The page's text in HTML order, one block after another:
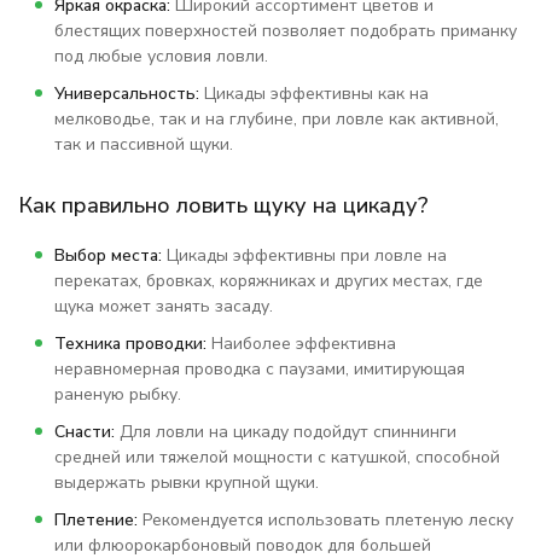
Яркая окраска: Широкий ассортимент цветов и
блестящих поверхностей позволяет подобрать приманку
под любые условия ловли.
Универсальность: Цикады эффективны как на
мелководье, так и на глубине, при ловле как активной,
так и пассивной щуки.
Как правильно ловить щуку на цикаду?
Выбор места: Цикады эффективны при ловле на
перекатах, бровках, коряжниках и других местах, где
щука может занять засаду.
Техника проводки: Наиболее эффективна
неравномерная проводка с паузами, имитирующая
раненую рыбку.
Снасти: Для ловли на цикаду подойдут спиннинги
средней или тяжелой мощности с катушкой, способной
выдержать рывки крупной щуки.
Плетение: Рекомендуется использовать плетеную леску
или флюорокарбоновый поводок для большей